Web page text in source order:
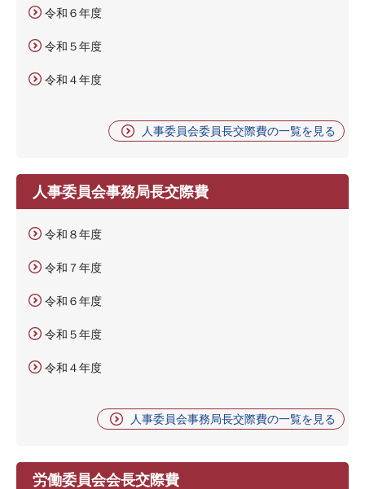
令和６年度
令和５年度
令和４年度
人事委員会委員長交際費の一覧を見る
人事委員会事務局長交際費
令和８年度
令和７年度
令和６年度
令和５年度
令和４年度
人事委員会事務局長交際費の一覧を見る
労働委員会会長交際費